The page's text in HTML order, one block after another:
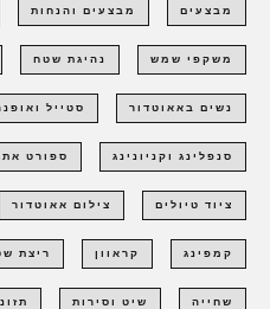
מבצעים מבצעים והנחות
משקפי שמש נהיגת שטח
נשים באאוטדור סטייל
סנפלינג וקניונינג ספורט
ציוד טיולים צילום אאוטדור
קמפינג קראוון ריצת
שחייה שיט וסירות